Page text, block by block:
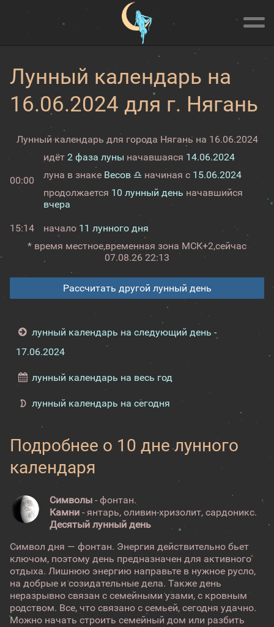
Лунный календарь на
16.06.2024 для г. Нягань
Лунный календарь для города Нягань на 16.06.2024
00:00
идёт 2 фаза луны начавшаяся 14.06.2024
луна в знаке Весов ♎ начиная с 15.06.2024
продолжается 10 лунный день начавшийся
вчера
15:14 начало 11 лунного дня
* время местное,временная зона МСК+2,сейчас
07.08.26 22:13
Рассчитать другой лунный день
лунный календарь на следующий день -
17.06.2024
лунный календарь на весь год
лунный календарь на сегодня
Подробнее о 10 дне лунного
календаря
Символы - фонтан.
Камни - янтарь, оливин-хризолит, сардоникс.
Десятый лунный день
Символ дня — фонтан. Энергия действительно бьет
ключом, поэтому день предназначен для активного
отдыха. Лишнюю энергию направьте в нужное русло,
на добрые и созидательные дела. Также день
неразрывно связан с семейными узами, с кровным
родством. Все, что связано с семьей, сегодня удачно.
Можно начать строить семейный дом или разбить